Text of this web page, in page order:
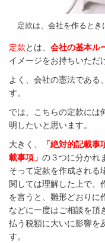
定款は、会社を作るとき
定款とは、 会社の基本ル
イメージをお持ちいただ
よく、会社の憲法である
す。
では、こちらの定款には
明したいと思います。
大きく、
「絶対的記載事
載事項」 の３つに分かれ
そって定款を作成される
関しては理解した上で、
を言うと、雛形どおりに
などに一度はご相談を頂
払う税額に大いに影響を
す。